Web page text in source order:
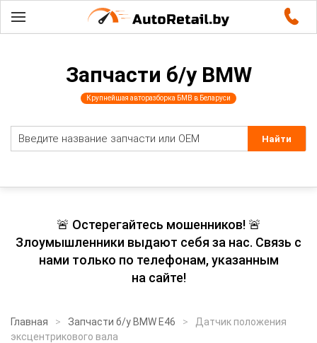
Запчасти б/у BMW
Крупнейшая авторазборка БМВ в Беларуси
🚨 Остерегайтесь мошенников! 🚨
Злоумышленники выдают себя за нас. Связь с
нами только по телефонам, указанным
на сайте!
Главная Запчасти б/у BMW E46
Датчик положения
эксцентрикового вала